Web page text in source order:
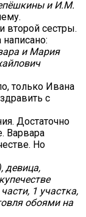
и И.М.
второй сестры.
и Мария
только Ивана
с
Достаточно
Варвара
Но
девица,
1 участка,
обоями на